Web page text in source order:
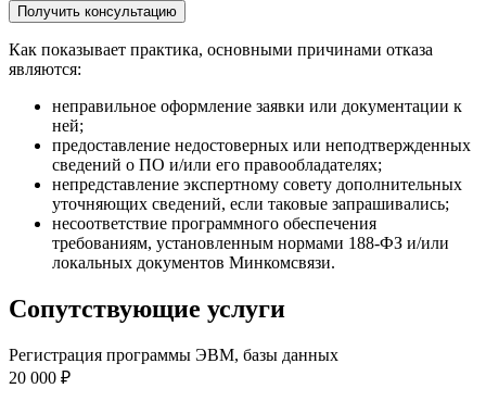
Получить консультацию
Как показывает практика, основными причинами отказа
являются:
неправильное оформление заявки или документации к
ней;
предоставление недостоверных или неподтвержденных
сведений о ПО и/или его правообладателях;
непредставление экспертному совету дополнительных
уточняющих сведений, если таковые запрашивались;
несоответствие программного обеспечения
требованиям, установленным нормами 188-ФЗ и/или
локальных документов Минкомсвязи.
Сопутствующие услуги
Регистрация программы ЭВМ, базы данных
20 000 ₽